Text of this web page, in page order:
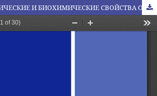
ФИЗИКО-ХИМИЧЕСКИЕ И БИОХИМИЧЕСКИЕ СВОЙСТВА ОВОЩНЫХ СОКОВ, ФЕРМЕНТИРОВАННЫХ ШТАММОМ LACTОBACILLUS PLANTARUM